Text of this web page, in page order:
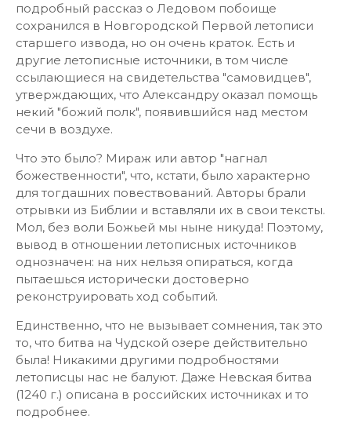
подробный рассказ о Ледовом побоище
сохранился в Новгородской Первой летописи
старшего извода, но он очень краток. Есть и
другие летописные источники, в том числе
ссылающиеся на свидетельства "самовидцев",
утверждающих, что Александру оказал помощь
некий "божий полк", появившийся над местом
сечи в воздухе.
Что это было? Мираж или автор "нагнал
божественности", что, кстати, было характерно
для тогдашних повествований. Авторы брали
отрывки из Библии и вставляли их в свои тексты.
Мол, без воли Божьей мы ныне никуда! Поэтому,
вывод в отношении летописных источников
однозначен: на них нельзя опираться, когда
пытаешься исторически достоверно
реконструировать ход событий.
Единственно, что не вызывает сомнения, так это
то, что битва на Чудской озере действительно
была! Никакими другими подробностями
летописцы нас не балуют. Даже Невская битва
(1240 г.) описана в российских источниках и то
подробнее.